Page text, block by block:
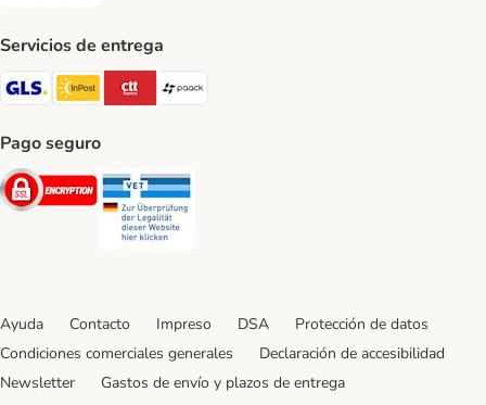
Servicios de entrega
GLS Shipping Method
InPost Shipping Method
CTTExpress Shipping Method
paack Shipping Method
Pago seguro
Security
Ayuda Contacto Impreso DSA
Protección de datos
Condiciones comerciales generales
Declaración de accesibilidad
Newsletter
Gastos de envío y plazos de entrega